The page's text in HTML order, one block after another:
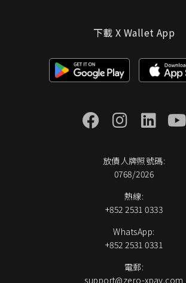
下載 X Wallet App
放債人牌照號碼:
0768/2026
熱線:
+852 2531 0333
WhatsApp:
+852 2531 0331
電郵:
support@zero-xpay.com